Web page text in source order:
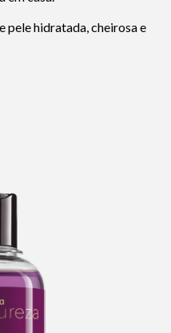
pele hidratada, cheirosa e